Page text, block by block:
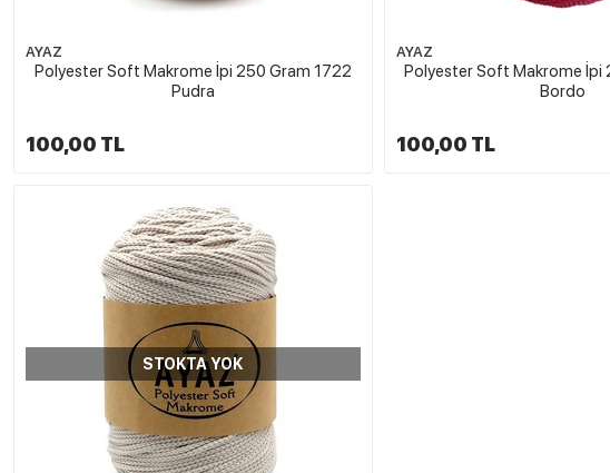
AYAZ
Polyester Soft Makrome İpi 250 Gram 1722
Pudra
100,00 TL
AYAZ
Polyester Soft Makrome İpi
Bordo
100,00 TL
STOKTA YOK